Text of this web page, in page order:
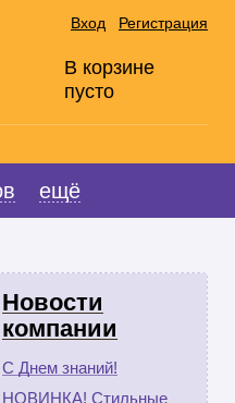
Вход Регистрация
В корзине
пусто
ещё
Новости
компании
С Днем знаний!
НОВИНКА! Стильные